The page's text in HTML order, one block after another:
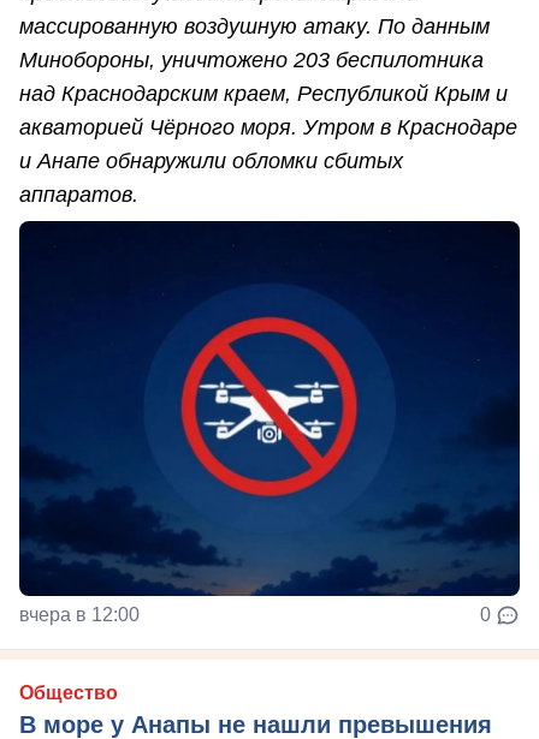
массированную воздушную атаку. По данным
Минобороны, уничтожено 203 беспилотника
над Краснодарским краем, Республикой Крым и
акваторией Чёрного моря. Утром в Краснодаре
и Анапе обнаружили обломки сбитых
аппаратов.
вчера в 12:00 0
Общество
В море у Анапы не нашли превышения